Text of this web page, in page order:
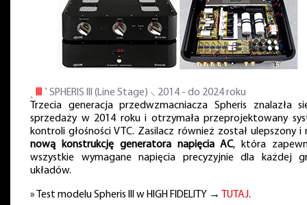
˺ SPHERIS III (Line Stage) ⸜ 2014 - do 2024 roku
Trzecia generacja przedwzmacniacza Spheris znalazła
sprzedaży w 2014 roku i otrzymała przeprojektowany
kontroli głośności VTC. Zasilacz również został ulepszony i
nową konstrukcję generatora napięcia AC, która
wszystkie wymagane napięcia precyzyjnie dla każdej
układów.
» Test modelu Spheris III w HIGH FIDELITY → TUTAJ.